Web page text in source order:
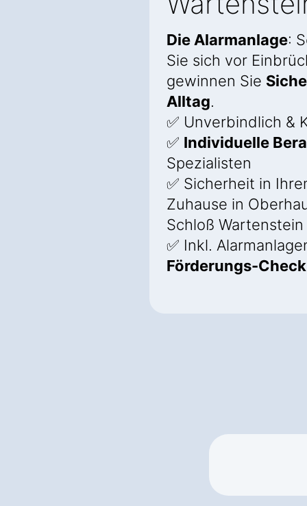
Die Alarmanlage:
Sie sich vor
gewinnen Sie
Alltag.
✅ Unverbindlich &
✅ Individuelle
Spezialisten
✅ Sicherheit in
Zuhause in
Schloß Wartenstein
✅ Inkl.
Förderungs-Check